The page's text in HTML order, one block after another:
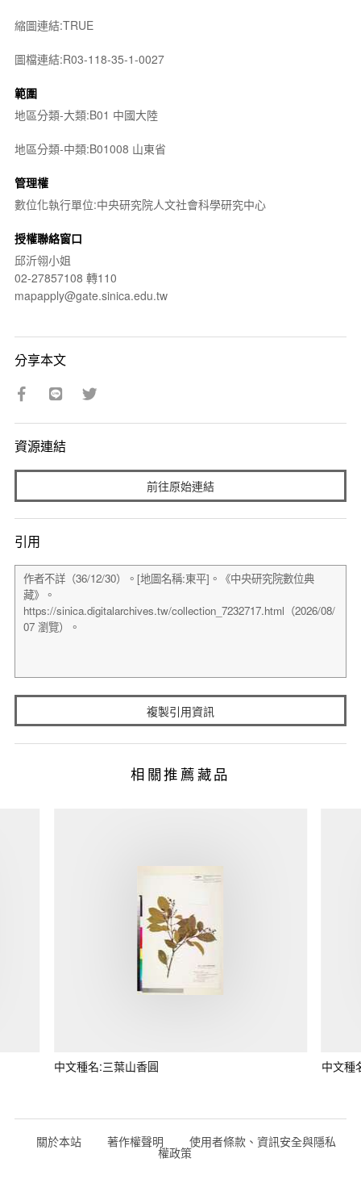
縮圖連結:TRUE
圖檔連結:R03-118-35-1-0027
範圍
地區分類-大類:B01 中國大陸
地區分類-中類:B01008 山東省
管理權
數位化執行單位:中央研究院人文社會科學研究中心
授權聯絡窗口
邱沂翎小姐
02-27857108 轉110
mapapply@gate.sinica.edu.tw
分享本文
資源連結
前往原始連結
引用
複製引用資訊
相關推薦藏品
中文種名:三葉山香圓 中文種
關於本站 著作權聲明 使用者條款、資訊安全與隱私
權政策